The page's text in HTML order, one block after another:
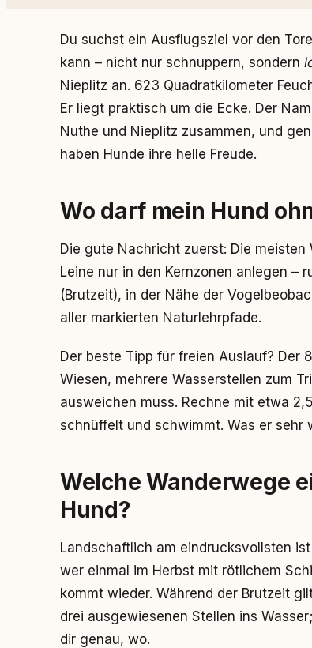
Du suchst ein Ausflugsziel vor den
kann – nicht nur schnuppern, sondern
Nieplitz an. 623 Quadratkilometer
Er liegt praktisch um die Ecke. Der
Nuthe und Nieplitz zusammen, und
haben Hunde ihre helle Freude.
Wo darf mein Hund
Die gute Nachricht zuerst: Die
Leine nur in den Kernzonen anlegen –
(Brutzeit), in der Nähe der
aller markierten Naturlehrpfade.
Der beste Tipp für freien Auslauf? Der
Wiesen, mehrere Wasserstellen zum
ausweichen muss. Rechne mit etwa
schnüffelt und schwimmt. Was er sehr
Welche Wanderwege
Hund?
Landschaftlich am eindrucksvollsten
wer einmal im Herbst mit rötlichem
kommt wieder. Während der Brutzeit
drei ausgewiesenen Stellen ins
dir genau, wo.